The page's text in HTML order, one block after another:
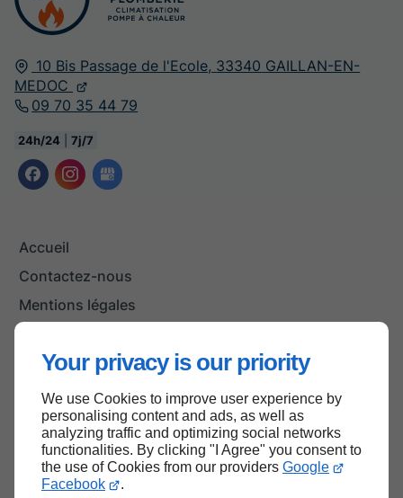
Your privacy is our priority
We use Cookies to improve user experience by
personalising content and ads, as well as
analyzing traffic and optimizing social networks
functionalities. By clicking "I Agree" you consent to
the use of Cookies from our providers Google
Facebook
.
10 Bis Passage de l'Ecole, 33340 GAILLAN-EN-
MEDOC
09 70 35 44 79
24h/24 |7j/7
Accueil
Contactez-nous
Mentions légales
Haut de page